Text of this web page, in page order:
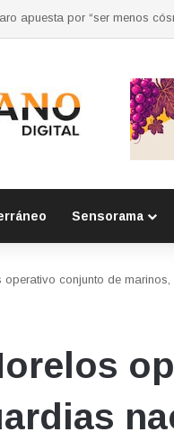
coordinación por la
Sensorama
operativo conjunto de